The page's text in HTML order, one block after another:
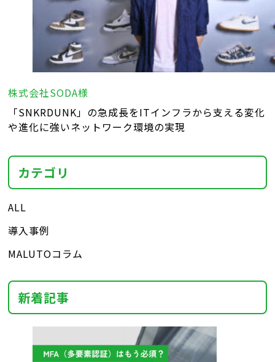
株式会社SODA様
「SNKRDUNK」の急成長をITインフラから支える変化
や進化に強いネットワーク環境の実現
カテゴリ
ALL
導入事例
MALUTOコラム
新着記事